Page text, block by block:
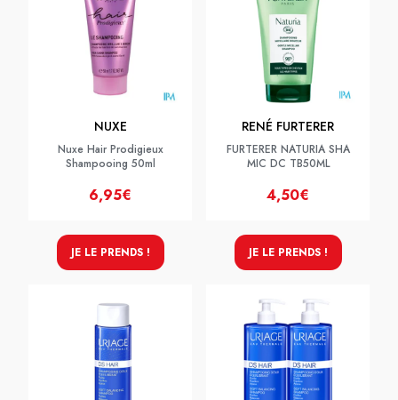
NUXE
Nuxe Hair Prodigieux
Shampooing 50ml
6,95€
JE LE PRENDS !
RENÉ FURTERER
FURTERER NATURIA SHA
MIC DC TB50ML
4,50€
JE LE PRENDS !